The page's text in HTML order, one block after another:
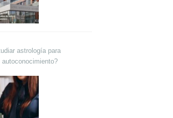
astrología para
autoconocimiento?